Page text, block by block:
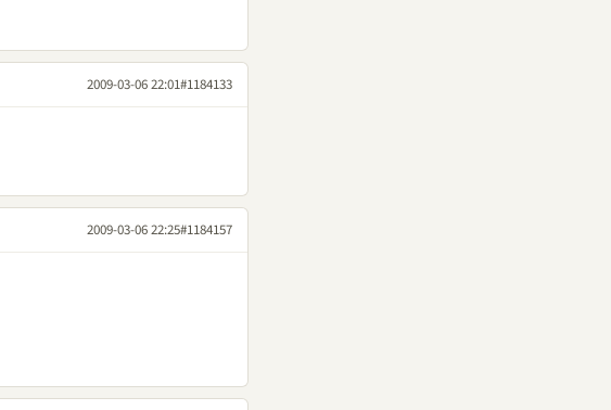
2009-03-06 22:01#1184133
2009-03-06 22:25#1184157